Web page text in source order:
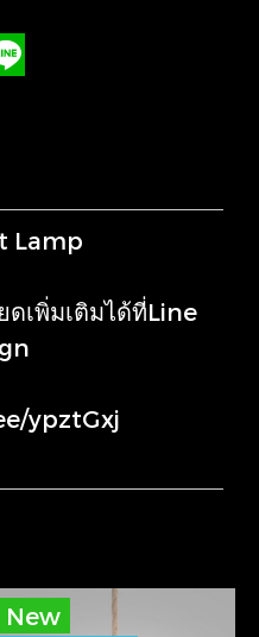
Lamp
ดเพิ่มเติมได้ที่Line
ypztGxj
New